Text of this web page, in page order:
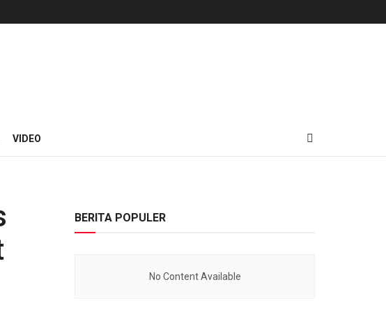
VIDEO
BERITA POPULER
No Content Available